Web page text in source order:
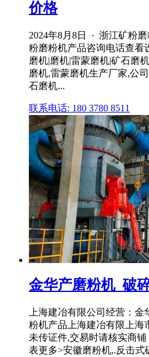
价格
2024年8月8日 · 浙江矿粉
粉磨粉机产品咨询电话查看
磨机|磨机|雷蒙磨机|矿石磨
磨机,雷蒙磨机生产厂家,公
石磨机...
联系电话: 180 3780 8511
金华产磨粉机_破
上海建冶有限公司经营：
粉机产品上海建冶有限上海
未传证件,交易时请核实商
表更多>安徽磨粉机,.反击式